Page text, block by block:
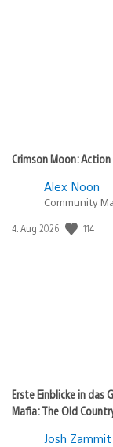
Crimson Moon:
Alex Noon
Community
Veröffentlichungsdatum:
4. Aug 2026 114
Erste Einblicke in das
Mafia: The Old
Josh Zammit